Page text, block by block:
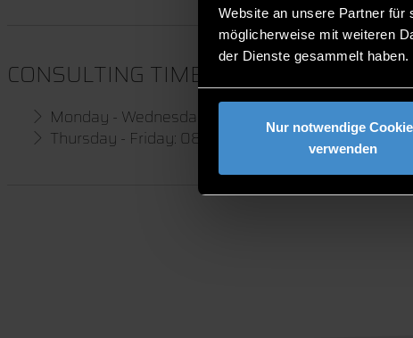
Website an unsere Partner für
möglicherweise mit weiteren
der Dienste gesammelt haben.
Nur notwendige
verwenden
CONSULTING TIME
Monday - Wednesday: 13:00 - 16:00
Thursday - Friday: 08:00 - 12:00 (Homeoffice)